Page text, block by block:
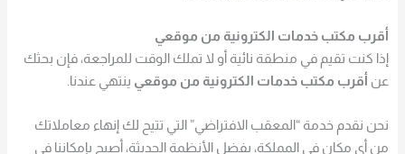
أقرب مكتب خدمات الكترونية من موقعي
إذا كنت تقيم في منطقة نائية أو لا تملك الوقت للمراجعة، فإن بحثك
عن أقرب مكتب خدمات الكترونية من موقعي ينتهي عندنا.
نحن نقدم خدمة “المعقب الافتراضي” التي تتيح لك إنهاء معاملاتك
من أي مكان في المملكة، بفضل الأنظمة الحديثة، أصبح بإمكاننا في